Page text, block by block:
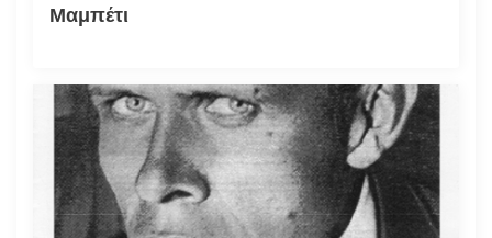
Μαμπέτι